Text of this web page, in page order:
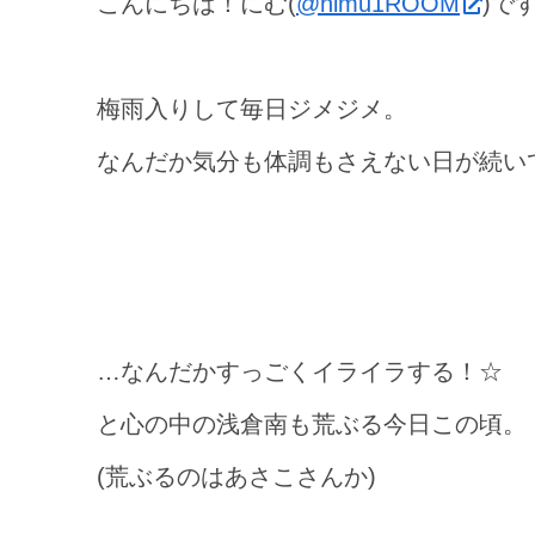
梅雨入りして毎日ジメジメ。
なんだか気分も体調もさえない日が続
…なんだかすっごくイライラする！☆
と心の中の浅倉南も荒ぶる今日この頃。
(荒ぶるのはあさこさんか)